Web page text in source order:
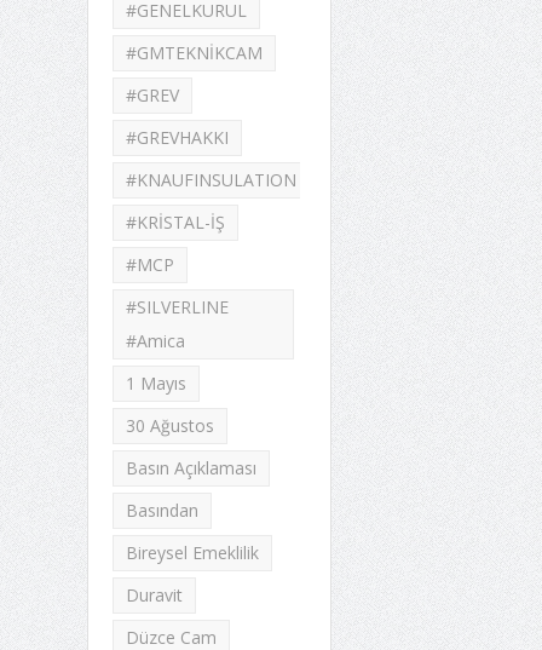
#GENELKURUL
#GMTEKNİKCAM
#GREV
#GREVHAKKI
#KNAUFINSULATION
#KRİSTAL-İŞ
#MCP
#SILVERLINE
#Amica
1 Mayıs
30 Ağustos
Basın Açıklaması
Basından
Bireysel Emeklilik
Duravit
Düzce Cam